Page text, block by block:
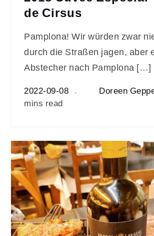
de Cirsus
Pamplona! Wir würden zwar
durch die Straßen jagen, aber
Abstecher nach Pamplona […]
2022-09-08 Doreen
mins read